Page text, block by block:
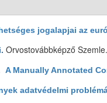
jogalapjai az
. Orvostovábbképző
A Manually Annotated
adatvédelmi